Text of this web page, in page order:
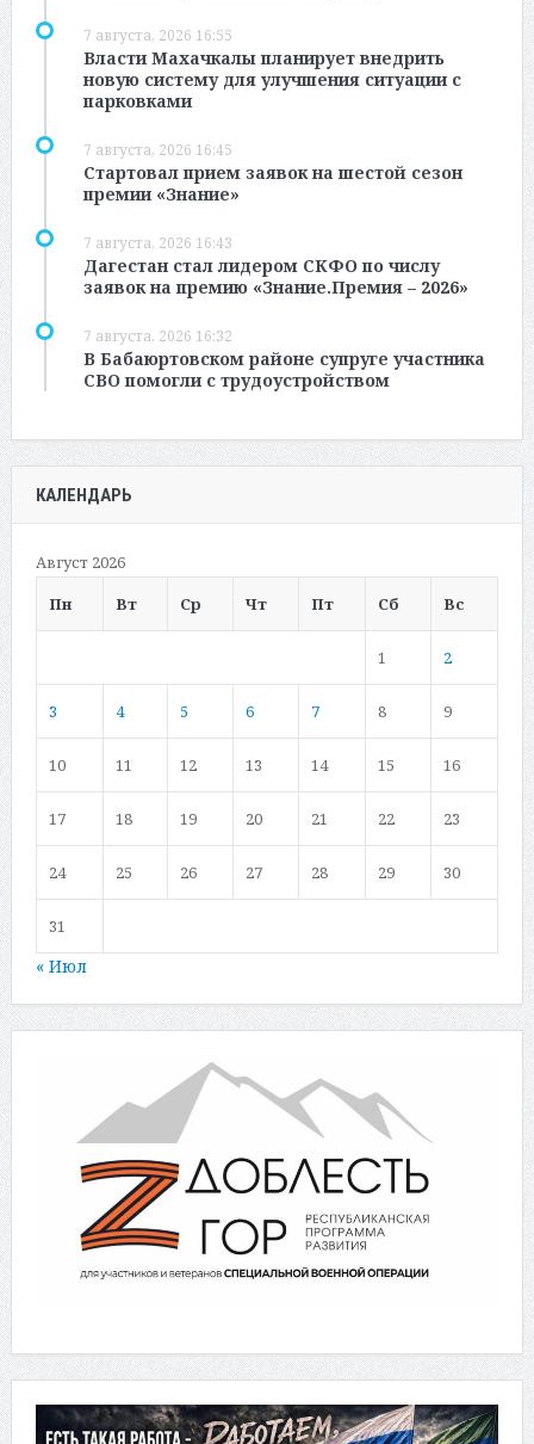
7 августа, 2026 16:55
Власти Махачкалы планирует внедрить
новую систему для улучшения ситуации с
парковками
7 августа, 2026 16:45
Стартовал прием заявок на шестой сезон
премии «Знание»
7 августа, 2026 16:43
Дагестан стал лидером СКФО по числу
заявок на премию «Знание.Премия – 2026»
7 августа, 2026 16:32
В Бабаюртовском районе супруге участника
СВО помогли с трудоустройством
КАЛЕНДАРЬ
Август 2026
Пн
Вт Ср Чт Пт Сб Вс
1 2
3 4 5 6 7 8 9
10 11 12 13 14 15 16
17 18 19 20 21 22 23
24 25 26 27 28 29 30
31
« Июл